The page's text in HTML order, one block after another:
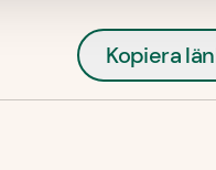
Kopiera